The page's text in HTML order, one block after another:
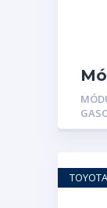
12/
TOYOTA